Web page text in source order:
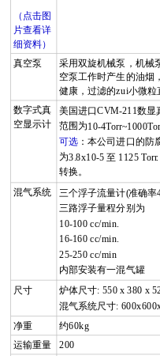
（点击图
片查看详
细资料）
真空泵 采用双旋机械泵，机械
空泵工作时产生的油烟
健康，过滤的zui小微粒
数字式真
空显示计
美国进口CVM-211数显
范围为10-4Torr~
可选 ：本公司进口的防
为3.8x10-5至 1125
转换。
混气系统 三个浮子流量计(准确率
三路浮子量程分别为
10-100 cc/min.
16-160 cc/min.
25-250 cc/min
内部安装有一混气罐
尺寸
炉体尺寸: 550 x 380 x
混气系统尺寸:
净重
约60kg
运输重量
200